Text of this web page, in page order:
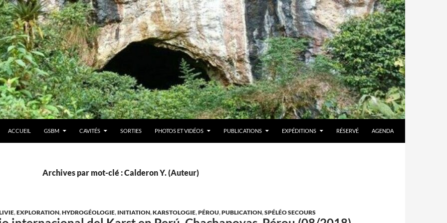
ACCUEIL GSBM CAVITÉS SORTIES PHOTOS ET VIDÉOS PUBLICATIONS EXPÉDITIONS RÉSERVÉ AGENDA
Archives par mot-clé : Calderon Y. (Auteur)
,EXPLORATION,HYDROGÉOLOGIE, INITIATION,KARSTOLOGIE,PÉROU,PUBLICATION,SPÉLÉO SECOURS